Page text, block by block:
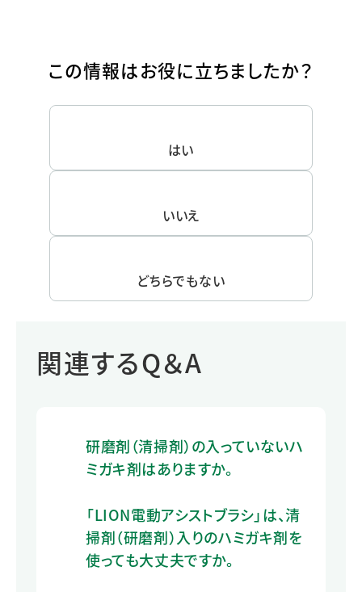
この情報はお役に立ちましたか？
はい
いいえ
どちらでもない
関連するQ＆A
研磨剤（清掃剤）の入っていないハ
ミガキ剤はありますか。
「LION電動アシストブラシ」は、清
掃剤（研磨剤）入りのハミガキ剤を
使っても大丈夫ですか。